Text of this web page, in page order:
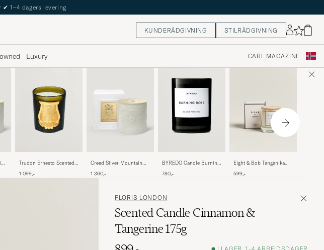
✔ 1–4 dagers levering
KUNDERÅDGIVNING STILRÅDGIVNING
Luxury CARL MAGAZINE
Trudon Ernesto Scented
1 099,-
Creed Silver Mountain
220g
1 360,-
BYREDO Candle Burning
780,-
Eight & Bob Tanganika
599,-
FLORIS LONDON
Scented Candle Cinnamon &
Tangerine 175g